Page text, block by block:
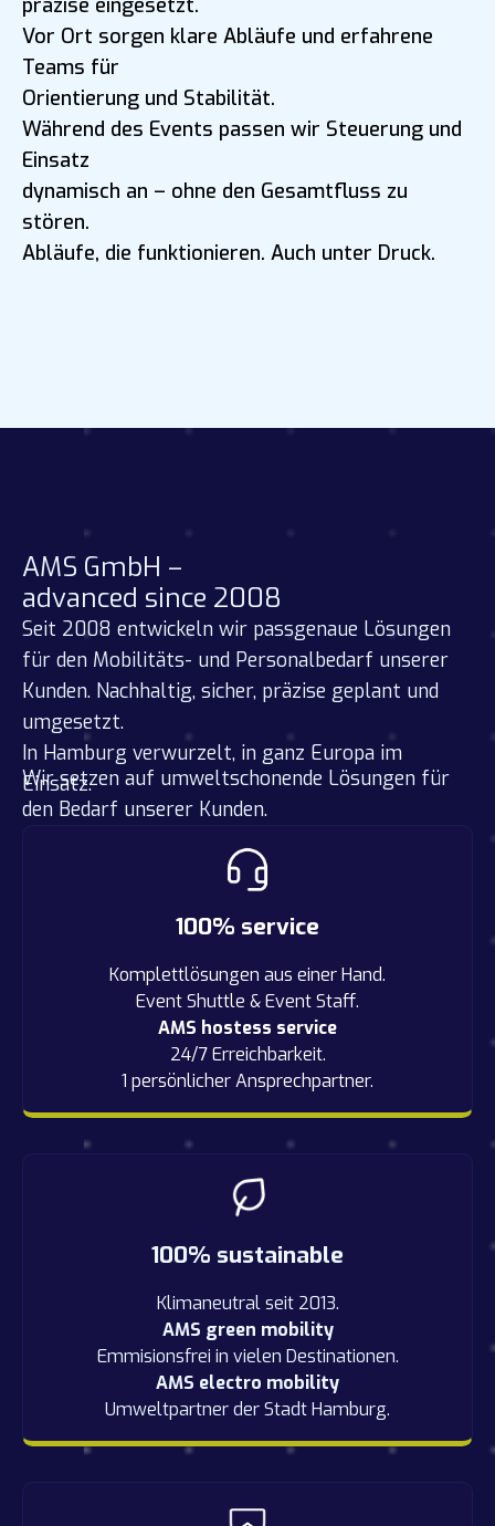
präzise eingesetzt.
Vor Ort sorgen klare Abläufe und erfahrene
Teams für
Orientierung und Stabilität.
Während des Events passen wir Steuerung und
Einsatz
dynamisch an – ohne den Gesamtfluss zu
stören.
Abläufe, die funktionieren. Auch unter Druck.
AMS GmbH –
advanced since 2008
Seit 2008 entwickeln wir passgenaue Lösungen
für den Mobilitäts- und Personalbedarf unserer
Kunden. Nachhaltig, sicher, präzise geplant und
umgesetzt.
In Hamburg verwurzelt, in ganz Europa im
Einsatz.
Wir setzen auf umweltschonende Lösungen für
den Bedarf unserer Kunden.
100% service
Komplettlösungen aus einer Hand.
Event Shuttle & Event Staff.
AMS hostess service
24/7 Erreichbarkeit.
1 persönlicher Ansprechpartner.
100% sustainable
Klimaneutral seit 2013.
AMS green mobility
Emmisionsfrei in vielen Destinationen.
AMS electro mobility
Umweltpartner der Stadt Hamburg.